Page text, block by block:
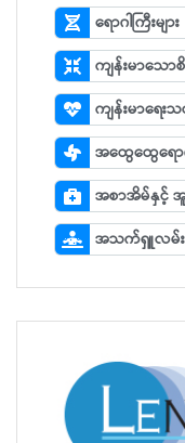
ရောဂါကြီးများ
ကျန်းမာသေ
ကျန်းမာရေးသ
အထွေထွေရောဂ
အစာအိမ်နှင့် အူ
အသက်ရှူလမ်းကြ